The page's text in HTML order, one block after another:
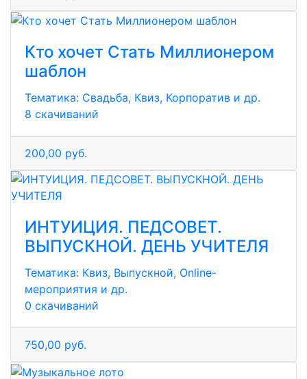
Кто хочет Стать Миллионером
шаблон
Тематика: Свадьба, Квиз, Корпоратив и др.
8 скачиваний
200,00 руб.
ИНТУИЦИЯ. ПЕДСОВЕТ.
ВЫПУСКНОЙ. ДЕНЬ УЧИТЕЛЯ
Тематика: Квиз, Выпускной, Online-
мероприятия и др.
0 скачиваний
750,00 руб.